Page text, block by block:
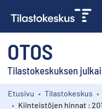
OTOS
Tilastokeskuksen
Kokoelmat
Etusivu Tilastokeskus